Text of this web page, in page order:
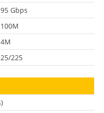
95 Gbps
100M
4M
25/225